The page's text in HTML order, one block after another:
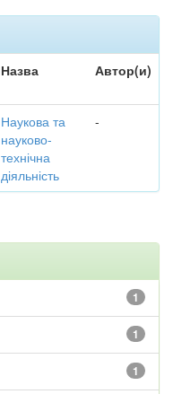
Назва Автор(и)
Наукова та
науково-
технічна
діяльність
-
1
1
1